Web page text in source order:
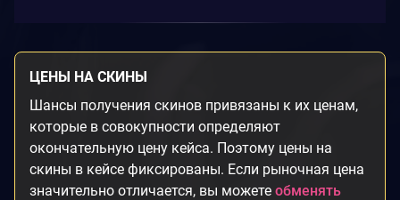
ЦЕНЫ НА СКИНЫ
Шансы получения скинов привязаны к их ценам,
которые в совокупности определяют
окончательную цену кейса. Поэтому цены на
скины в кейсе фиксированы. Если рыночная цена
значительно отличается, вы можете обменять